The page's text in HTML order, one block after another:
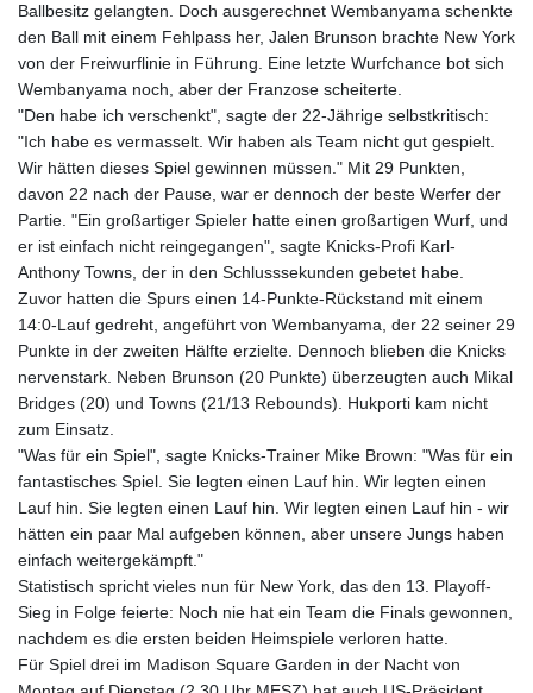
Ballbesitz gelangten. Doch ausgerechnet Wembanyama schenkte
den Ball mit einem Fehlpass her, Jalen Brunson brachte New York
von der Freiwurflinie in Führung. Eine letzte Wurfchance bot sich
Wembanyama noch, aber der Franzose scheiterte.
"Den habe ich verschenkt", sagte der 22-Jährige selbstkritisch:
"Ich habe es vermasselt. Wir haben als Team nicht gut gespielt.
Wir hätten dieses Spiel gewinnen müssen." Mit 29 Punkten,
davon 22 nach der Pause, war er dennoch der beste Werfer der
Partie. "Ein großartiger Spieler hatte einen großartigen Wurf, und
er ist einfach nicht reingegangen", sagte Knicks-Profi Karl-
Anthony Towns, der in den Schlusssekunden gebetet habe.
Zuvor hatten die Spurs einen 14-Punkte-Rückstand mit einem
14:0-Lauf gedreht, angeführt von Wembanyama, der 22 seiner 29
Punkte in der zweiten Hälfte erzielte. Dennoch blieben die Knicks
nervenstark. Neben Brunson (20 Punkte) überzeugten auch Mikal
Bridges (20) und Towns (21/13 Rebounds). Hukporti kam nicht
zum Einsatz.
"Was für ein Spiel", sagte Knicks-Trainer Mike Brown: "Was für ein
fantastisches Spiel. Sie legten einen Lauf hin. Wir legten einen
Lauf hin. Sie legten einen Lauf hin. Wir legten einen Lauf hin - wir
hätten ein paar Mal aufgeben können, aber unsere Jungs haben
einfach weitergekämpft."
Statistisch spricht vieles nun für New York, das den 13. Playoff-
Sieg in Folge feierte: Noch nie hat ein Team die Finals gewonnen,
nachdem es die ersten beiden Heimspiele verloren hatte.
Für Spiel drei im Madison Square Garden in der Nacht von